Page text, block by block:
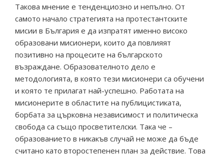
Такова мнение е тенденциозно и непълно. От
самото начало стратегията на протестантските
мисии в България е да изпратят именно високо
образовани мисионери, които да повлияят
позитивно на процесите на българското
възраждане. Образователното дело е
методологията, в която тези мисионери са обучени
и която те прилагат най-успешно. Работата на
мисионерите в областите на публицистиката,
борбата за църковна независимост и политическа
свобода са също просветителски. Така че –
образованието в никакъв случай не може да бъде
считано като второстепенен план за действие. Това